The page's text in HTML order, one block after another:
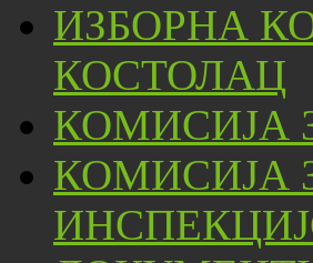
ИЗБОРНА
КОСТОЛАЦ
КОМИСИЈА
КОМИСИЈА